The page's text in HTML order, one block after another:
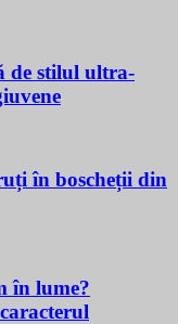
de stilul ultra-
în boscheții din
în lume?